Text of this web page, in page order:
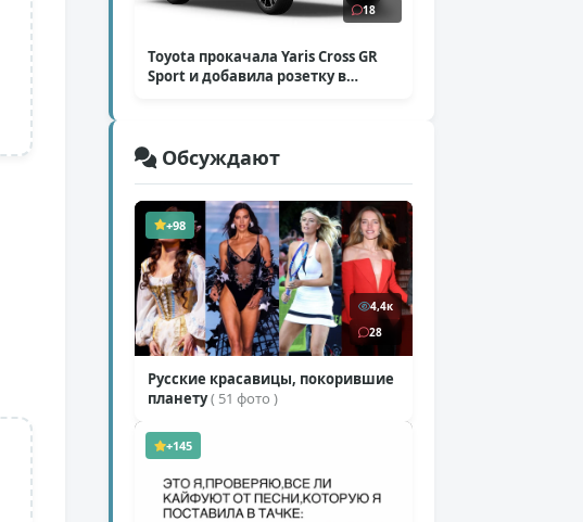
18
Toyota прокачала Yaris Cross GR
Sport и добавила розетку в
Обсуждают
+98
4,4к
28
Русские красавицы, покорившие
планету( 51 фото )
+145